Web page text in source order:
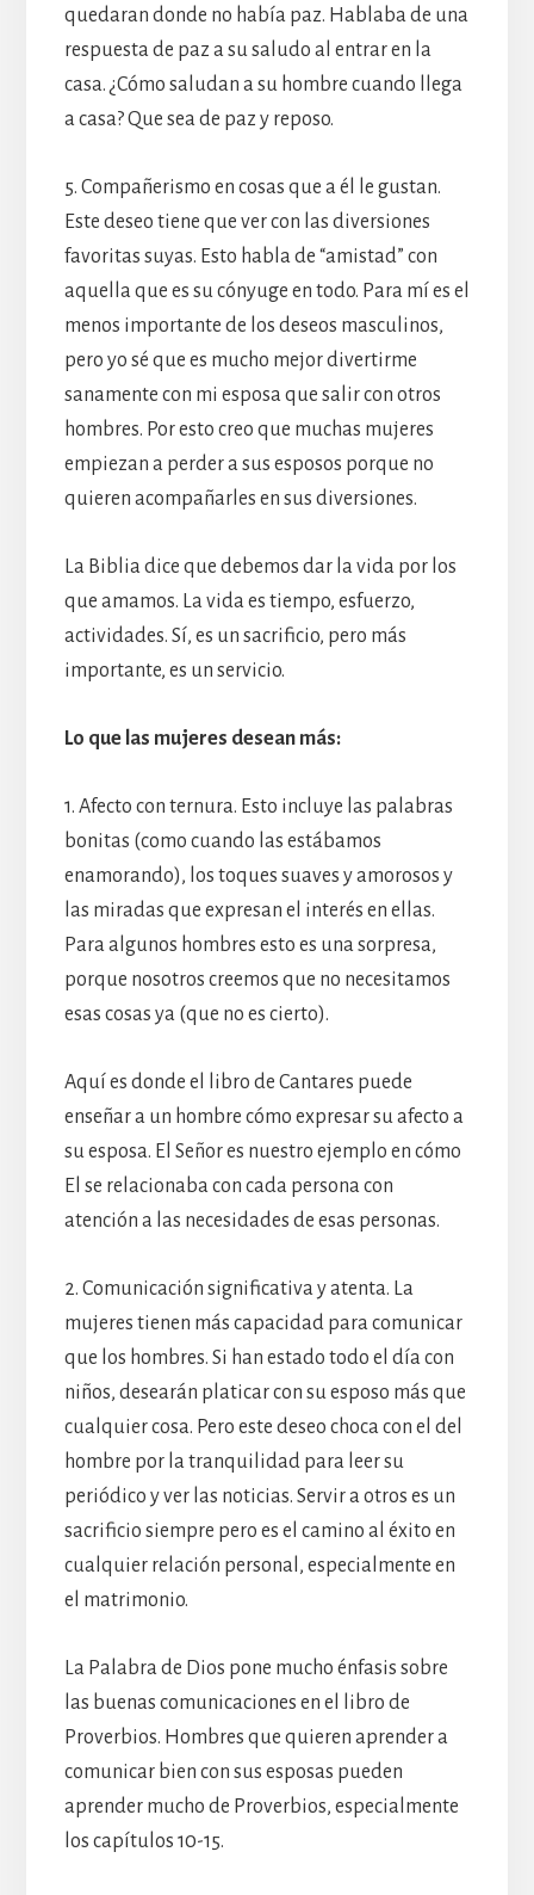
quedaran donde no había paz. Hablaba de una
respuesta de paz a su saludo al entrar en la
casa. ¿Cómo saludan a su hombre cuando llega
a casa? Que sea de paz y reposo.
5. Compañerismo en cosas que a él le gustan.
Este deseo tiene que ver con las diversiones
favoritas suyas. Esto habla de “amistad” con
aquella que es su cónyuge en todo. Para mí es el
menos importante de los deseos masculinos,
pero yo sé que es mucho mejor divertirme
sanamente con mi esposa que salir con otros
hombres. Por esto creo que muchas mujeres
empiezan a perder a sus esposos porque no
quieren acompañarles en sus diversiones.
La Biblia dice que debemos dar la vida por los
que amamos. La vida es tiempo, esfuerzo,
actividades. Sí, es un sacrificio, pero más
importante, es un servicio.
Lo que las mujeres desean más:
1. Afecto con ternura. Esto incluye las palabras
bonitas (como cuando las estábamos
enamorando), los toques suaves y amorosos y
las miradas que expresan el interés en ellas.
Para algunos hombres esto es una sorpresa,
porque nosotros creemos que no necesitamos
esas cosas ya (que no es cierto).
Aquí es donde el libro de Cantares puede
enseñar a un hombre cómo expresar su afecto a
su esposa. El Señor es nuestro ejemplo en cómo
El se relacionaba con cada persona con
atención a las necesidades de esas personas.
2. Comunicación significativa y atenta. La
mujeres tienen más capacidad para comunicar
que los hombres. Si han estado todo el día con
niños, desearán platicar con su esposo más que
cualquier cosa. Pero este deseo choca con el del
hombre por la tranquilidad para leer su
periódico y ver las noticias. Servir a otros es un
sacrificio siempre pero es el camino al éxito en
cualquier relación personal, especialmente en
el matrimonio.
La Palabra de Dios pone mucho énfasis sobre
las buenas comunicaciones en el libro de
Proverbios. Hombres que quieren aprender a
comunicar bien con sus esposas pueden
aprender mucho de Proverbios, especialmente
los capítulos 10-15.